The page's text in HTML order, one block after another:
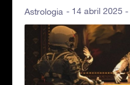
Astrologia - 14 abril 2025 -